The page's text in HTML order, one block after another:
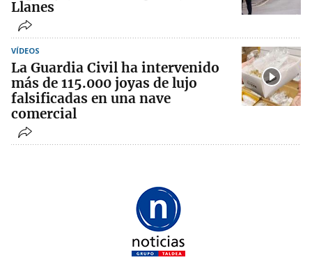
Llanes
VÍDEOS
La Guardia Civil ha intervenido
más de 115.000 joyas de lujo
falsificadas en una nave
comercial